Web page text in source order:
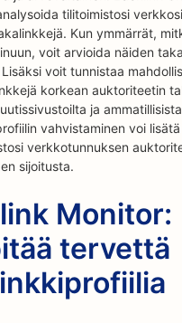
tilitoimistosi
Kun ymmärrät,
voit arvioida näiden
voit tunnistaa
korkean auktoriteetin
ja
vahvistaminen voi
verkkotunnuksen
sijoitusta.
Monitor:
tervettä